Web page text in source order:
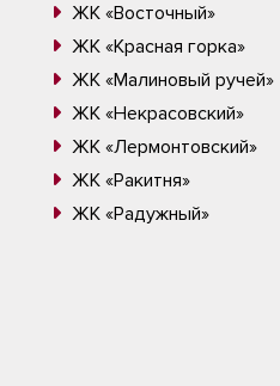
ЖК «Восточный»
ЖК «Красная горка»
ЖК «Малиновый ручей»
ЖК «Некрасовский»
ЖК «Лермонтовский»
ЖК «Ракитня»
ЖК «Радужный»